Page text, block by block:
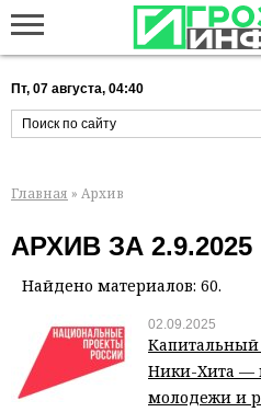
Пт, 07 августа, 04:40
Главная » Архив
АРХИВ ЗА 2.9.2025
Найдено материалов: 60.
02.09.2025
Капитальный
Ники-Хита —
молодежи и